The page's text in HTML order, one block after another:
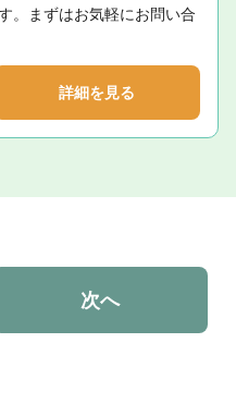
。まずはお気軽にお問い合
詳細を見る
次へ